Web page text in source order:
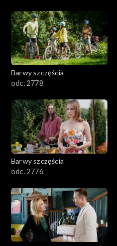
Barwy szczęścia
odc. 2778
Barwy szczęścia
odc. 2776